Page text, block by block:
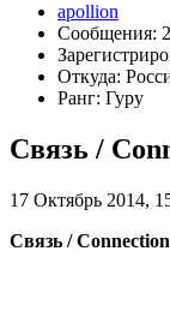
apollion
Сообщения:
Откуда:
Ранг: Гуру
Связь /
17 Октябрь 2014,
Связь /